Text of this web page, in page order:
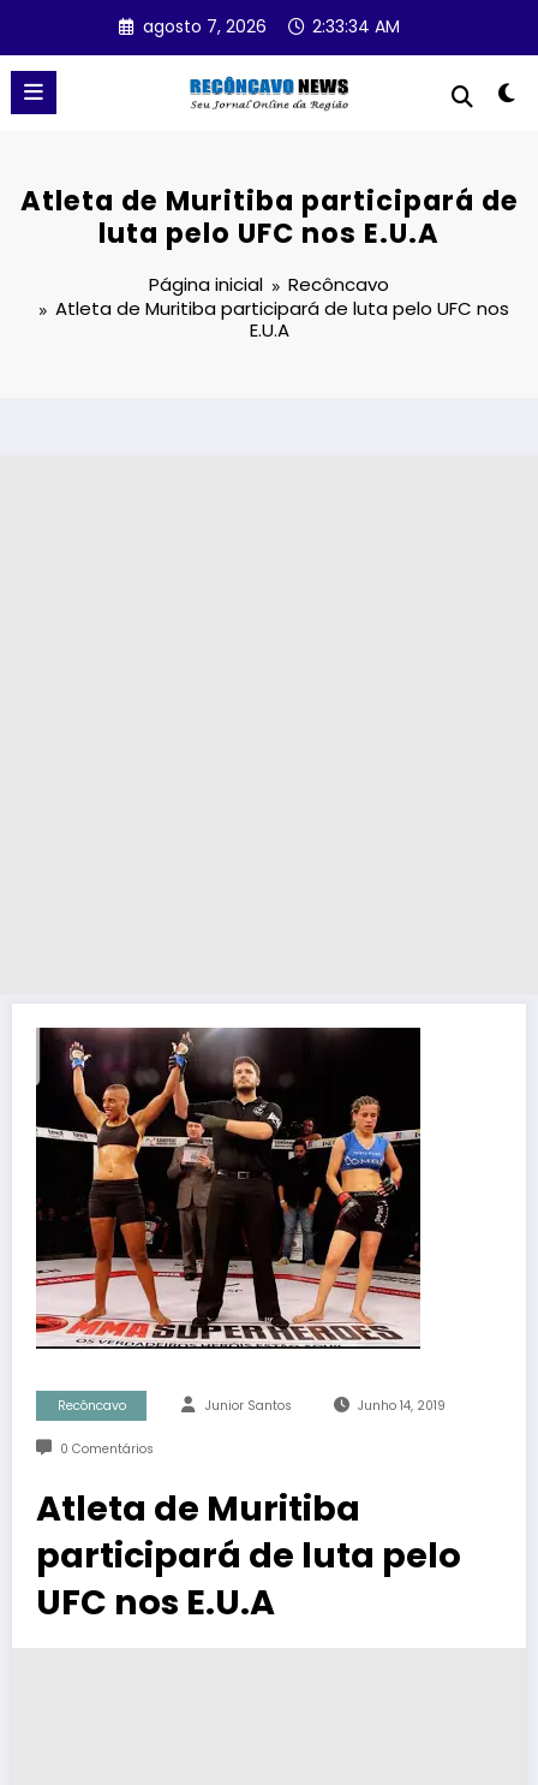
o
conteúdo
agosto 7, 2026 2:33:34 AM
Atleta de Muritiba participará de
luta pelo UFC nos E.U.A
Página inicial
Recôncavo
Atleta de Muritiba participará de luta pelo UFC nos
E.U.A
Recôncavo Junior Santos Junho 14, 2019
0 Comentários
Atleta de Muritiba
participará de luta pelo
UFC nos E.U.A